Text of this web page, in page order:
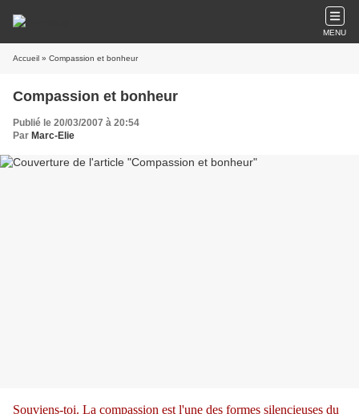
MENU
Accueil » Compassion et bonheur
Compassion et bonheur
Publié le 20/03/2007 à 20:54
Par Marc-Elie
Souviens-toi. La compassion est l'une des formes silencieuses du